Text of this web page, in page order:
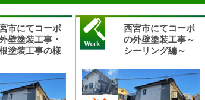
市にてコーポ
壁塗装工事・
塗装工事の様
西宮市にてコーポ
の外壁塗装工事～
シーリング編～